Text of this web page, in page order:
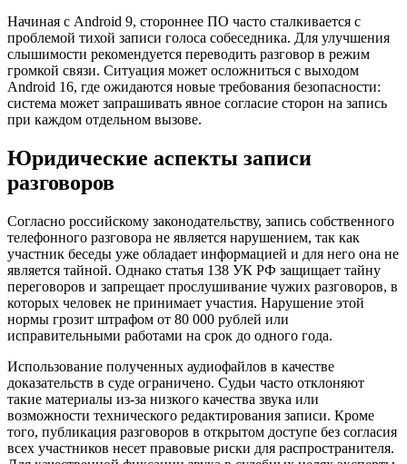
Начиная с Android 9, стороннее ПО часто сталкивается с
проблемой тихой записи голоса собеседника. Для улучшения
слышимости рекомендуется переводить разговор в режим
громкой связи. Ситуация может осложниться с выходом
Android 16, где ожидаются новые требования безопасности:
система может запрашивать явное согласие сторон на запись
при каждом отдельном вызове.
Юридические аспекты записи
разговоров
Согласно российскому законодательству, запись собственного
телефонного разговора не является нарушением, так как
участник беседы уже обладает информацией и для него она не
является тайной. Однако статья 138 УК РФ защищает тайну
переговоров и запрещает прослушивание чужих разговоров, в
которых человек не принимает участия. Нарушение этой
нормы грозит штрафом от 80 000 рублей или
исправительными работами на срок до одного года.
Использование полученных аудиофайлов в качестве
доказательств в суде ограничено. Судьи часто отклоняют
такие материалы из-за низкого качества звука или
возможности технического редактирования записи. Кроме
того, публикация разговоров в открытом доступе без согласия
всех участников несет правовые риски для распространителя.